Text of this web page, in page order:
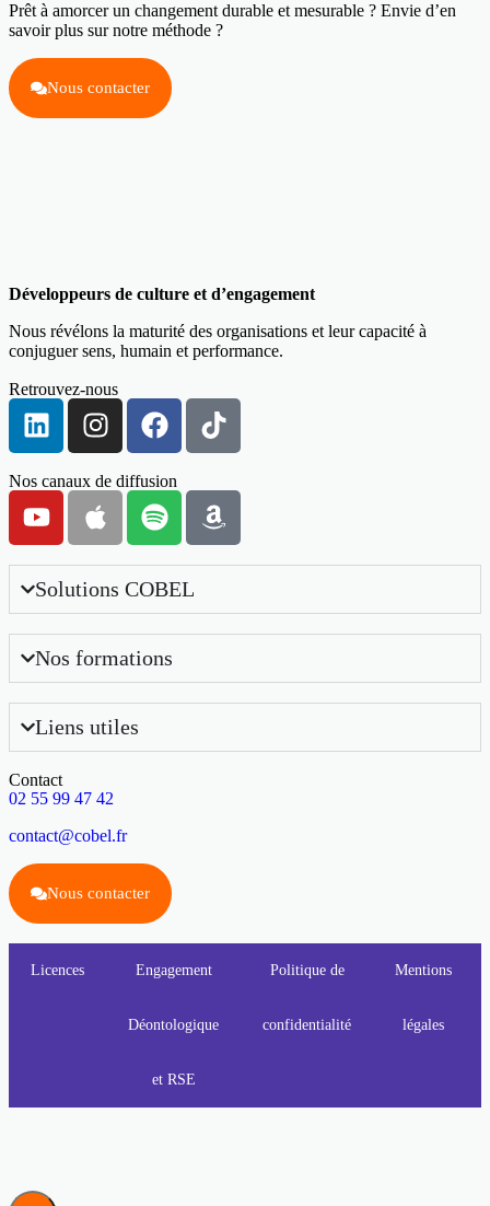
Prêt à amorcer un changement durable et mesurable ? Envie d’en
savoir plus sur notre méthode ?
Nous contacter
Développeurs de culture et d’engagement
Nous révélons la maturité des organisations et leur capacité à
conjuguer sens, humain et performance.
Retrouvez-nous
Nos canaux de diffusion
Solutions COBEL
Nos formations
Liens utiles
Contact
02 55 99 47 42
contact@cobel.fr
Nous contacter
Licences Engagement
Déontologique
et RSE
Politique de
confidentialité
Mentions
légales